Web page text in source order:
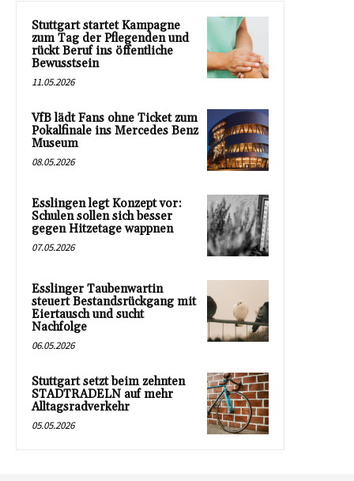
Stuttgart startet Kampagne
zum Tag der Pflegenden und
rückt Beruf ins öffentliche
Bewusstsein
11.05.2026
VfB lädt Fans ohne Ticket zum
Pokalfinale ins Mercedes Benz
Museum
08.05.2026
Esslingen legt Konzept vor:
Schulen sollen sich besser
gegen Hitzetage wappnen
07.05.2026
Esslinger Taubenwartin
steuert Bestandsrückgang mit
Eiertausch und sucht
Nachfolge
06.05.2026
Stuttgart setzt beim zehnten
STADTRADELN auf mehr
Alltagsradverkehr
05.05.2026